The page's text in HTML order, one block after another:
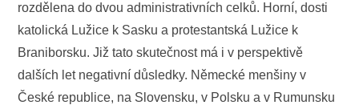
rozdělena do dvou administrativních celků. Horní, dosti
katolická Lužice k Sasku a protestantská Lužice k
Braniborsku. Již tato skutečnost má i v perspektivě
dalších let negativní důsledky. Německé menšiny v
České republice, na Slovensku, v Polsku a v Rumunsku